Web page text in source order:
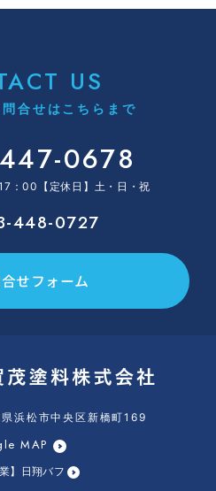
US
合せはこちらまで
0678
：00【定休日】土・日・祝
448-0727
せフォーム
松市中央区新橋町169
MAP
業】日翔バフ